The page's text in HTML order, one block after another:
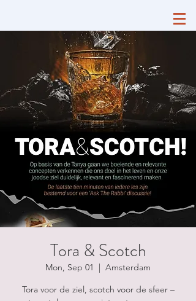
Tora & Scotch
Mon, Sep 01
  |
Amsterdam
Tora voor de ziel, scotch voor de sfeer –